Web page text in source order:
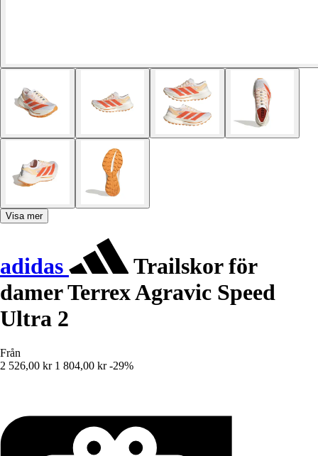
Visa mer
adidas
Trailskor för
damer Terrex Agravic Speed
Ultra 2
Från
2 526,00 kr 1 804,00 kr -29%